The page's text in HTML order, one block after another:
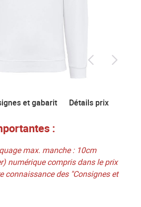
et gabarit Détails prix
:
max. manche : 10cm
numérique compris dans le prix
connaissance des "Consignes et